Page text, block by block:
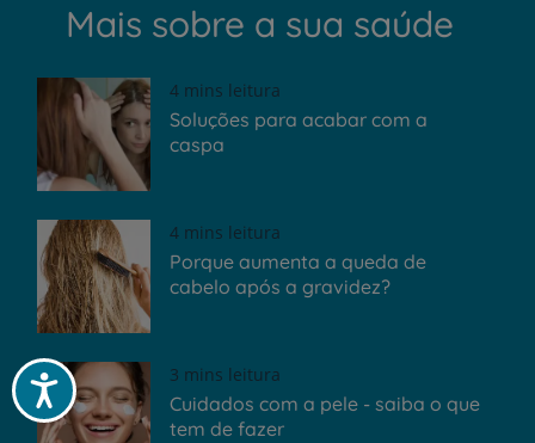
Acessibilidade
Mais sobre a sua saúde
4 mins leitura
Soluções para acabar com a
caspa
4 mins leitura
Porque aumenta a queda de
cabelo após a gravidez?
3 mins leitura
Cuidados com a pele - saiba o que
tem de fazer